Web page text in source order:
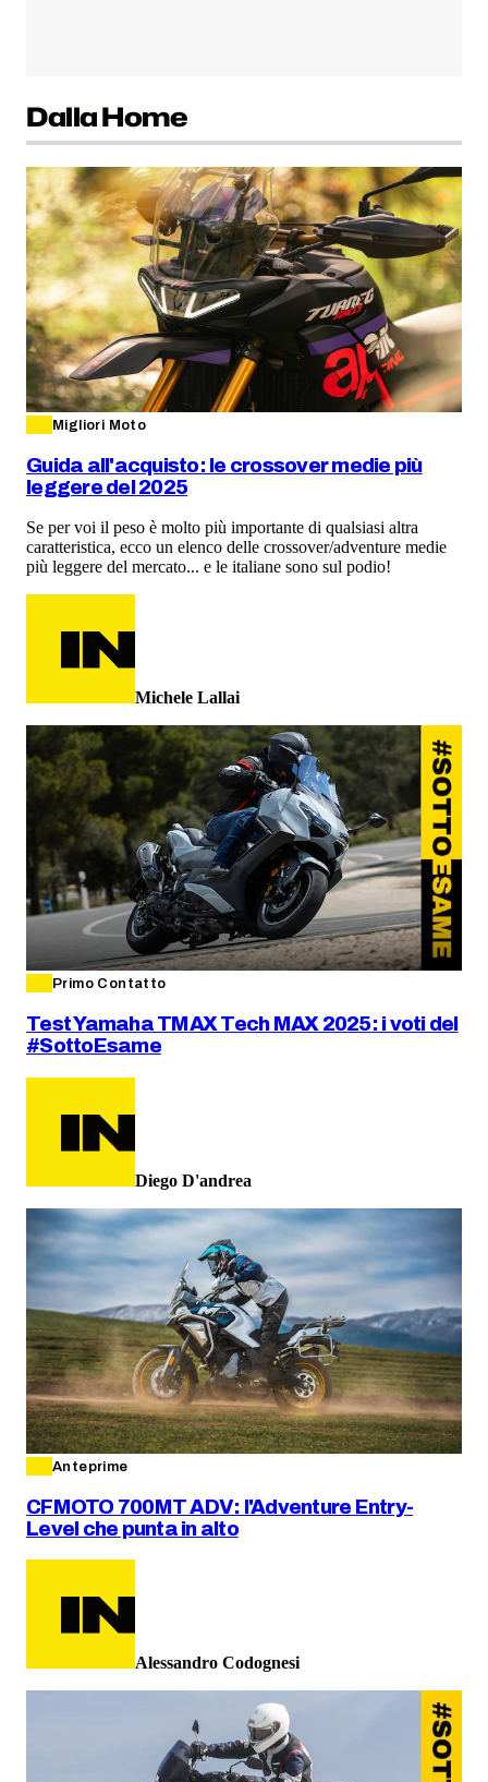
Dalla Home
Migliori Moto
Guida all'acquisto: le crossover medie più
leggere del 2025
Se per voi il peso è molto più importante di qualsiasi altra
caratteristica, ecco un elenco delle crossover/adventure medie
più leggere del mercato... e le italiane sono sul podio!
Michele Lallai
Primo Contatto
Test Yamaha TMAX Tech MAX 2025: i voti del
#SottoEsame
Diego D'andrea
Anteprime
CFMOTO 700MT ADV: l'Adventure Entry-
Level che punta in alto
Alessandro Codognesi